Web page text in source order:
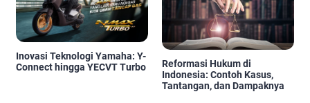
Inovasi Teknologi Yamaha: Y-
Connect hingga YECVT Turbo
Reformasi Hukum di
Indonesia: Contoh Kasus,
Tantangan, dan Dampaknya